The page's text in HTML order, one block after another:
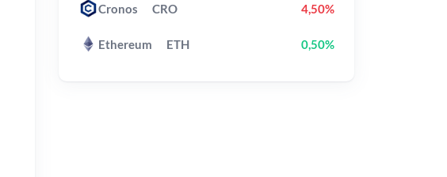
Cronos CRO 4,50%
Ethereum ETH 0,50%